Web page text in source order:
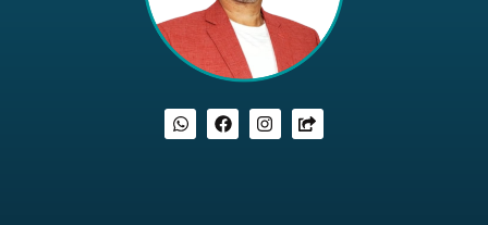
W
h
F
a
I
n
S
h